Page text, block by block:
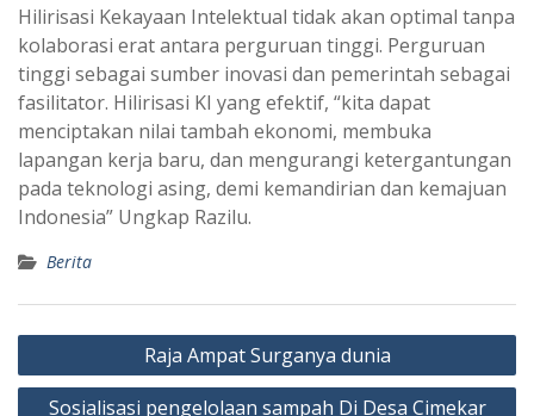
Hilirisasi Kekayaan Intelektual tidak akan optimal tanpa
kolaborasi erat antara perguruan tinggi. Perguruan
tinggi sebagai sumber inovasi dan pemerintah sebagai
fasilitator. Hilirisasi KI yang efektif, “kita dapat
menciptakan nilai tambah ekonomi, membuka
lapangan kerja baru, dan mengurangi ketergantungan
pada teknologi asing, demi kemandirian dan kemajuan
Indonesia” Ungkap Razilu.
Berita
Navigasi
pos
Raja Ampat Surganya dunia
Sosialisasi pengelolaan sampah Di Desa Cimekar